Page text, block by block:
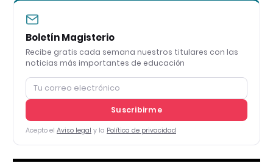
Boletín Magisterio
Recibe gratis cada semana nuestros titulares con las
noticias más importantes de educación
Suscribirme
Acepto el Aviso legal y la Política de privacidad